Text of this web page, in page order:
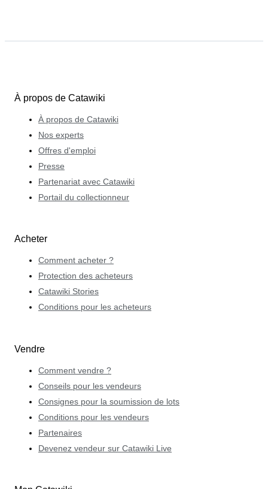
À propos de Catawiki
À propos de Catawiki
Nos experts
Offres d'emploi
Presse
Partenariat avec Catawiki
Portail du collectionneur
Acheter
Comment acheter ?
Protection des acheteurs
Catawiki Stories
Conditions pour les acheteurs
Vendre
Comment vendre ?
Conseils pour les vendeurs
Consignes pour la soumission de lots
Conditions pour les vendeurs
Partenaires
Devenez vendeur sur Catawiki Live